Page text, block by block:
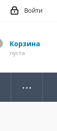
Войти
Корзина
пуста